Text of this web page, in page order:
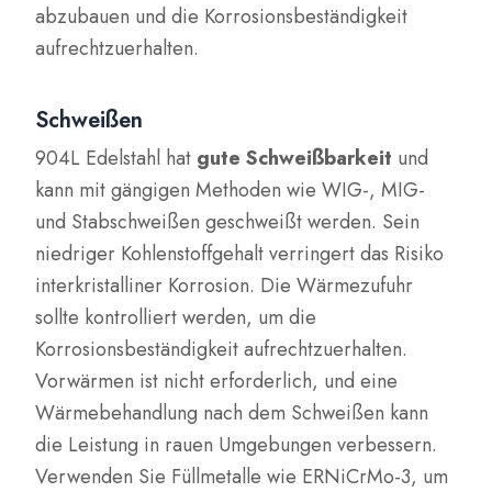
abzubauen und die Korrosionsbeständigkeit
aufrechtzuerhalten.
Schweißen
904L Edelstahl hat gute Schweißbarkeit und
kann mit gängigen Methoden wie WIG-, MIG-
und Stabschweißen geschweißt werden. Sein
niedriger Kohlenstoffgehalt verringert das Risiko
interkristalliner Korrosion. Die Wärmezufuhr
sollte kontrolliert werden, um die
Korrosionsbeständigkeit aufrechtzuerhalten.
Vorwärmen ist nicht erforderlich, und eine
Wärmebehandlung nach dem Schweißen kann
die Leistung in rauen Umgebungen verbessern.
Verwenden Sie Füllmetalle wie ERNiCrMo-3, um